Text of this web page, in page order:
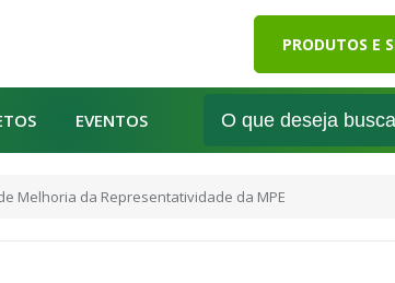
PRODUTOS E
EVENTOS
Melhoria da Representatividade da MPE